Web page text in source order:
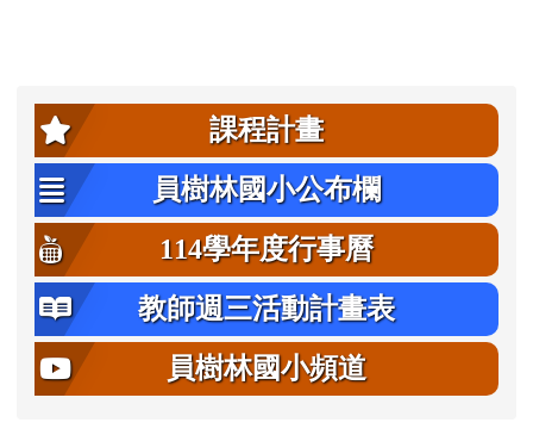
左邊區域內容
課程計畫
員樹林國小公布欄
114學年度行事曆
教師週三活動計畫表
員樹林國小頻道